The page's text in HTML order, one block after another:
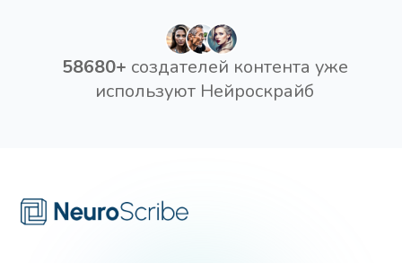
58680+ создателей контента уже
используют Нейроскрайб